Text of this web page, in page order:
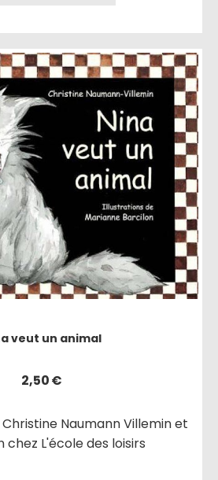
veut un animal
2,50€
Naumann Villemin et
chez L'école des loisirs